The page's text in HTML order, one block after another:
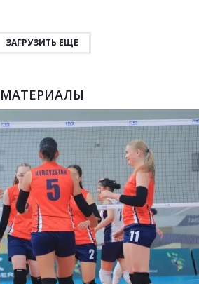
ЗАГРУЗИТЬ ЕЩЕ
МАТЕРИАЛЫ